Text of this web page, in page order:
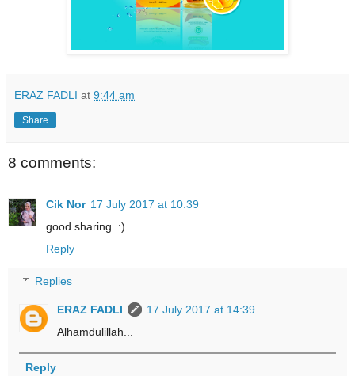
ERAZ FADLI at 9:44 am
Share
8 comments:
Cik Nor 17 July 2017 at 10:39
good sharing..:)
Reply
Replies
ERAZ FADLI
17 July 2017 at 14:39
Alhamdulillah...
Reply